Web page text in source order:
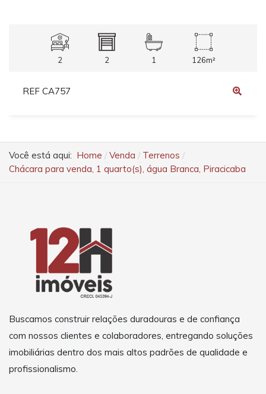
2 2 1 126m²
REF CA757
Você está aqui: Home Venda
Terrenos
Chácara para venda, 1 quarto(s), água Branca, Piracicaba
Buscamos construir relações duradouras e de confiança
com nossos clientes e colaboradores, entregando soluções
imobiliárias dentro dos mais altos padrões de qualidade e
profissionalismo.